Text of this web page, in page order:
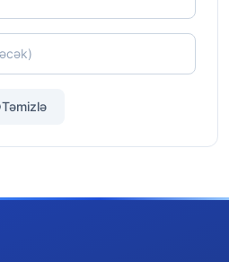
Təmizlə